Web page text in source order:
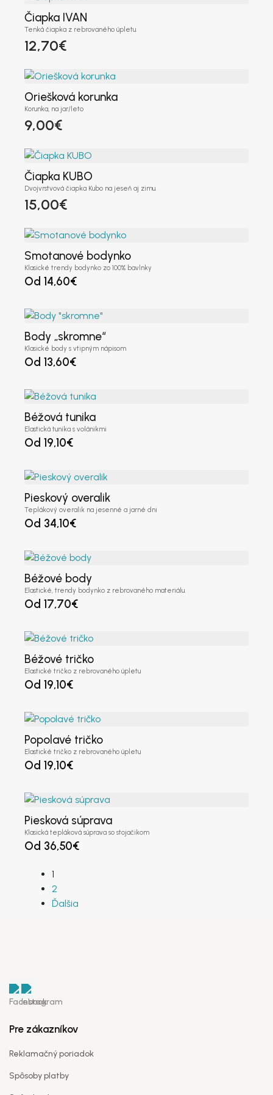
Čiapka IVAN
Tenká čiapka z rebrovaného úpletu.
12,70€
Oriešková korunka
Korunka, na jar/leto
9,00€
Čiapka KUBO
Dvojvrstvová čiapka Kubo na jeseň aj zimu.
15,00€
Smotanové bodynko
Klasické trendy bodynko zo 100% bavlnky
Od 14,60€
Body „skromne“
Klasické body s vtipným nápisom
Od 13,60€
Béžová tunika
Elastická tunika s volánikmi
Od 19,10€
Pieskový overalik
Teplákový overalik na jesenné a jarné dni
Od 34,10€
Béžové body
Elastické, trendy bodynko z rebrovaného materiálu.
Od 17,70€
Béžové tričko
Elastické tričko z rebrovaného úpletu
Od 19,10€
Popolavé tričko
Elastické tričko z rebrovaného úpletu
Od 19,10€
Piesková súprava
Klasická tepláková súprava so stojačikom
Od 36,50€
1
2
Ďalšia
IČ DPH(voliteľné)
E-mailová adresa*
Pre zákazníkov
Reklamačný poriadok
Spôsoby platby